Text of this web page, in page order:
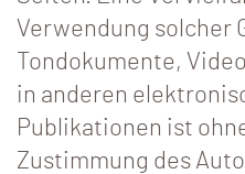
Verwendung solcher
Tondokumente,
in anderen
Publikationen ist
Zustimmung des